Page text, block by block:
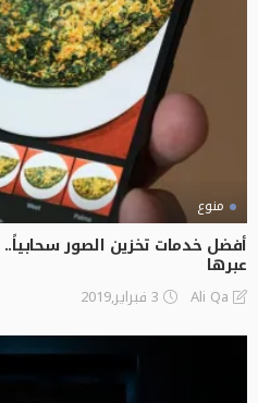
منوع
أفضل خدمات تخزين الصور
عبرها
Ali Qa 3 فبراير,2019